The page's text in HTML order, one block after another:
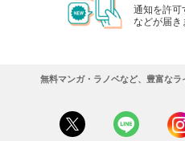
通知を許可
などが届き
無料マンガ・ラノベなど、豊富な